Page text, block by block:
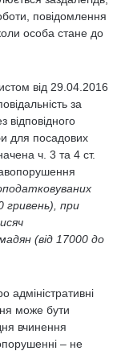
повідомлення
особа стане до
від 29.04.2016
за
відповідного
для посадових
ч. 3 та 4 ст.
гривень), при
(від 17000 до
адміністративні
може бути
вчинення
– не